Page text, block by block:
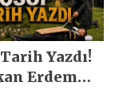
Yazdı!
Erdem